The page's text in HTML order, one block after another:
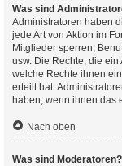
Was sind
Administratoren haben
jede Art von Aktion im
Mitglieder sperren,
usw. Die Rechte, die
welche Rechte ihnen
erteilt hat.
haben, wenn ihnen das
Nach oben
Was sind Moderatoren?